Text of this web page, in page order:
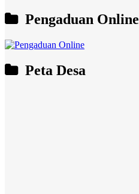
Pengaduan Online
Peta Desa